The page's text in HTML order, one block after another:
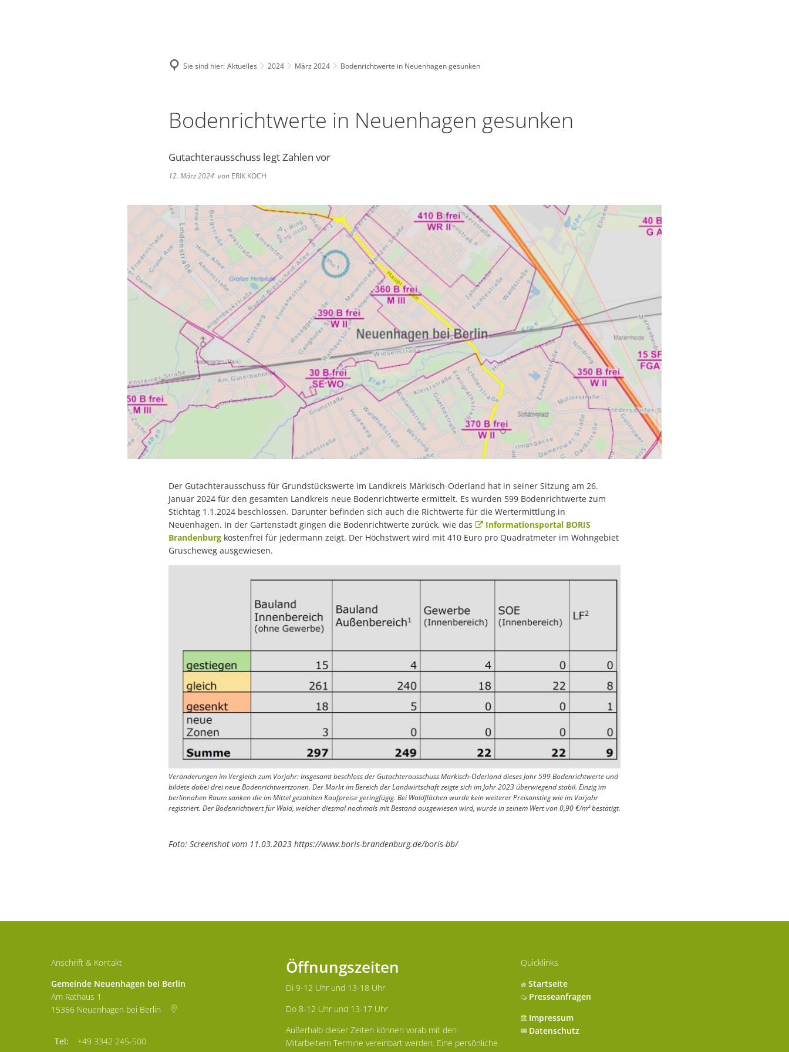
Sie sind hier: Aktuelles 2024 März 2024 Bodenrichtwerte in Neuenhagen gesunken
Bodenrichtwerte in Neuenhagen gesunken
Gutachterausschuss legt Zahlen vor
12. März 2024 von ERIK KOCH
Der Gutachterausschuss für Grundstückswerte im Landkreis Märkisch-Oderland hat in seiner Sitzung am 26.
Januar 2024 für den gesamten Landkreis neue Bodenrichtwerte ermittelt. Es wurden 599 Bodenrichtwerte zum
Stichtag 1.1.2024 beschlossen. Darunter befinden sich auch die Richtwerte für die Wertermittlung in
Neuenhagen. In der Gartenstadt gingen die Bodenrichtwerte zurück, wie das
Informationsportal BORIS
Brandenburg kostenfrei für jedermann zeigt. Der Höchstwert wird mit 410 Euro pro Quadratmeter im Wohngebiet
Gruscheweg ausgewiesen.
Veränderungen im Vergleich zum Vorjahr: Insgesamt beschloss der Gutachterausschuss Märkisch-Oderland dieses Jahr 599 Bodenrichtwerte und
bildete dabei drei neue Bodenrichtwertzonen. Der Markt im Bereich der Landwirtschaft zeigte sich im Jahr 2023 überwiegend stabil. Einzig im
berlinnahen Raum sanken die im Mittel gezahlten Kaufpreise geringfügig. Bei Waldflächen wurde kein weiterer Preisanstieg wie im Vorjahr
registriert. Der Bodenrichtwert für Wald, welcher diesmal nochmals mit Bestand ausgewiesen wird, wurde in seinem Wert von 0,90 €/m² bestätigt.
Foto: Screenshot vom 11.03.2023 https://www.boris-brandenburg.de/boris-bb/
Anschrift & Kontakt
Gemeinde Neuenhagen bei Berlin
Am Rathaus 1
15366 Neuenhagen bei Berlin
+49 3342 245-500
Öffnungszeiten
Di 9-12 Uhr und 13-18 Uhr
Do 8-12 Uhr und 13-17 Uhr
Außerhalb dieser Zeiten können vorab mit den
Mitarbeitern Termine vereinbart werden. Eine persönliche
Quicklinks
Startseite
Presseanfragen
Impressum
Datenschutz